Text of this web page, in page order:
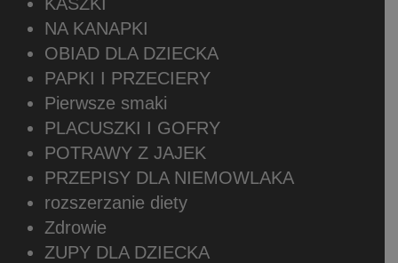
NA KANAPKI
OBIAD DLA DZIECKA
PAPKI I PRZECIERY
Pierwsze smaki
PLACUSZKI I GOFRY
POTRAWY Z JAJEK
PRZEPISY DLA NIEMOWLAKA
rozszerzanie diety
Zdrowie
ZUPY DLA DZIECKA